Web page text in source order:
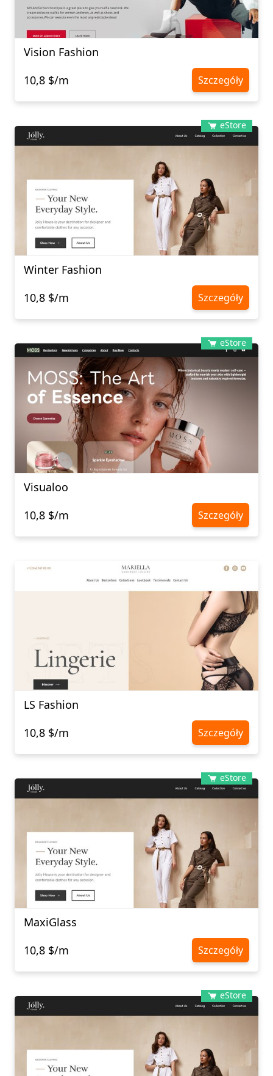
Vision Fashion
10,8 $/m
Szczegóły
eStore
Winter Fashion
10,8 $/m
Szczegóły
eStore
Visualoo
10,8 $/m
Szczegóły
LS Fashion
10,8 $/m
Szczegóły
eStore
MaxiGlass
10,8 $/m
Szczegóły
eStore